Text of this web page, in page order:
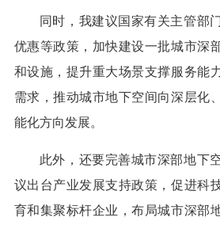
同时，我建议国家有关主管部
优惠等政策，加快建设一批城市深
和设施，提升重大场景支撑服务能
需求，推动城市地下空间向深层化
能化方向发展。
此外，还要完善城市深部地下
议出台产业发展支持政策，促进科
育和集聚标杆企业，布局城市深部